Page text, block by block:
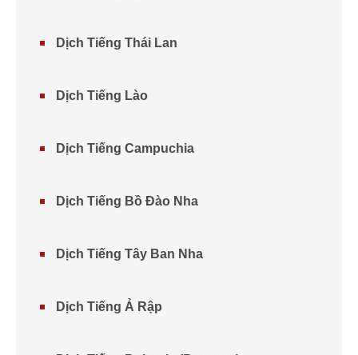
Dịch Tiếng Thái Lan
Dịch Tiếng Lào
Dịch Tiếng Campuchia
Dịch Tiếng Bồ Đào Nha
Dịch Tiếng Tây Ban Nha
Dịch Tiếng Ả Rập